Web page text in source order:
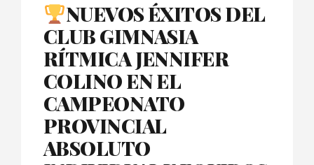
NUEVOS ÉXITOS DEL
CLUB GIMNASIA
RÍTMICA JENNIFER
COLINO EN EL
CAMPEONATO
PROVINCIAL
ABSOLUTO